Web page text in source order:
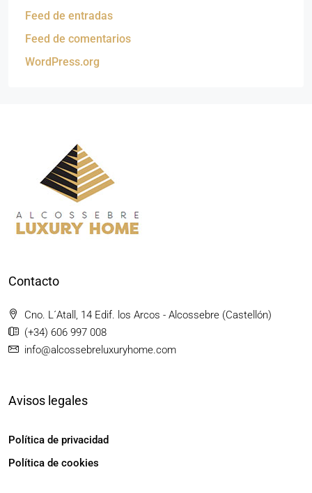
Feed de entradas
Feed de comentarios
WordPress.org
Contacto
Cno. L´Atall, 14 Edif. los Arcos - Alcossebre (Castellón)
(+34) 606 997 008
info@alcossebreluxuryhome.com
Avisos legales
Política de privacidad
Política de cookies